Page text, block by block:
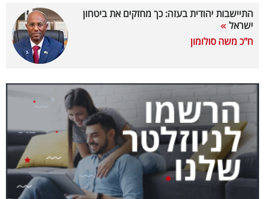
קריירה
ולימודים
רייטינג
בריאות
תרבות
ופנאי
התיישבות יהודית בעזה: כך מחזקים את ביטחון
ישראל
ח"כ משה סולומון